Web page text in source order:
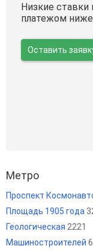
Низкие
платежом
Оставить
Метро
Проспект
Площадь 1905 года
Геологическая 2221
Машиностроителей